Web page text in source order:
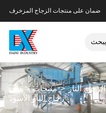
ضمان على منتجات الزجاج المزخرف
بيت منتجات الزجاج النار
زجاج النار الأسود